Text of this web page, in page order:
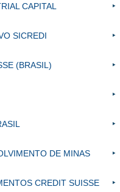
CAPITAL
SICREDI
(BRASIL)
DE MINAS
CREDIT SUISSE